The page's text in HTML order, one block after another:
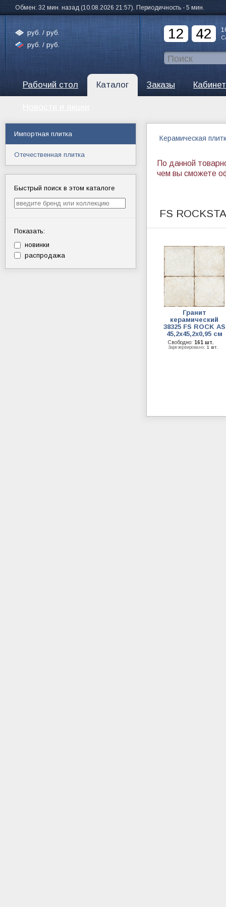
Обмен: 32 мин. назад (10.08.2026 21:57). Периодичность - 5 мин.
руб. / руб.
руб. / руб.
12 42
Рабочий стол Каталог Заказы Кабинет
Керамическая
По данной
чем вы сможете
FS
Гранит
керамический
38325 FS ROCK AS
45,2х45,2x0,95 см
Свободно: 161 шт.
Зарезервировано: 1 шт.
Импортная плитка
Отечественная плитка
Быстрый поиск в этом каталоге
Показать:
новинки
распродажа